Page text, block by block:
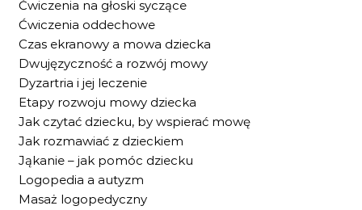
Ćwiczenia na głoski syczące
Ćwiczenia oddechowe
Czas ekranowy a mowa dziecka
Dwujęzyczność a rozwój mowy
Dyzartria i jej leczenie
Etapy rozwoju mowy dziecka
Jak czytać dziecku, by wspierać mowę
Jak rozmawiać z dzieckiem
Jąkanie – jak pomóc dziecku
Logopedia a autyzm
Masaż logopedyczny